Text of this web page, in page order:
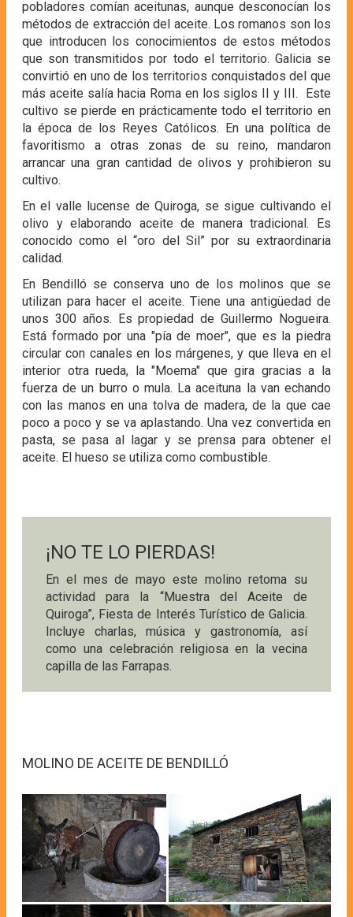
pobladores comían aceitunas, aunque desconocían los
métodos de extracción del aceite. Los romanos son los
que introducen los conocimientos de estos métodos
que son transmitidos por todo el territorio. Galicia se
convirtió en uno de los territorios conquistados del que
más aceite salía hacia Roma en los siglos II y III. Este
cultivo se pierde en prácticamente todo el territorio en
la época de los Reyes Católicos. En una política de
favoritismo a otras zonas de su reino, mandaron
arrancar una gran cantidad de olivos y prohibieron su
cultivo.
En el valle lucense de Quiroga, se sigue cultivando el
olivo y elaborando aceite de manera tradicional. Es
conocido como el “oro del Sil” por su extraordinaria
calidad.
En Bendilló se conserva uno de los molinos que se
utilizan para hacer el aceite. Tiene una antigüedad de
unos 300 años. Es propiedad de Guillermo Nogueira.
Está formado por una "pía de moer", que es la piedra
circular con canales en los márgenes, y que lleva en el
interior otra rueda, la "Moema" que gira gracias a la
fuerza de un burro o mula. La aceituna la van echando
con las manos en una tolva de madera, de la que cae
poco a poco y se va aplastando. Una vez convertida en
pasta, se pasa al lagar y se prensa para obtener el
aceite. El hueso se utiliza como combustible.
¡NO TE LO PIERDAS!
En el mes de mayo este molino retoma su
actividad para la “Muestra del Aceite de
Quiroga”, Fiesta de Interés Turístico de Galicia.
Incluye charlas, música y gastronomía, así
como una celebración religiosa en la vecina
capilla de las Farrapas.
MOLINO DE ACEITE DE BENDILLÓ